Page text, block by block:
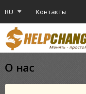
RU Контакты
O нас